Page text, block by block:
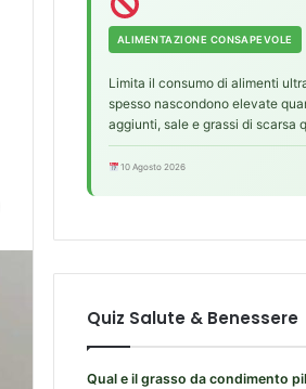
ALIMENTAZIONE CONSAPEVOLE
Limita il consumo di alimenti
spesso nascondono elevate
aggiunti, sale e grassi di scarsa
10 Agosto 2026
Quiz Salute & Benessere
Qual e il grasso da condimento